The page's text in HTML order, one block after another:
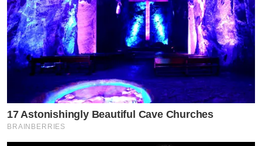
17 Astonishingly Beautiful Cave Churches
BRAINBERRIES